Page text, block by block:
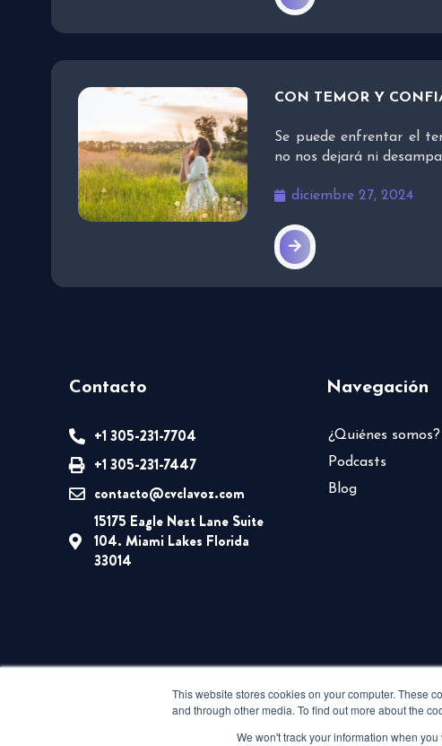
This website stores cookies on your computer. These
and through other media. To find out more about the
We won't track your information when
CON TEMOR Y
Se puede enfrentar el
no nos dejará ni
diciembre 27, 2024
Contacto
+1 305-231-7704
+1 305-231-7447
contacto@cvclavoz.com
15175 Eagle Nest Lane Suite
104. Miami Lakes Florida
33014
Navegación
¿Quiénes somos?
Podcasts
Blog